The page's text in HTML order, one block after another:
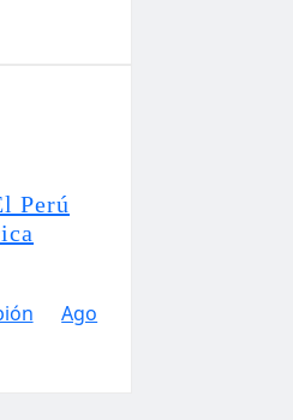
Perú
Ago